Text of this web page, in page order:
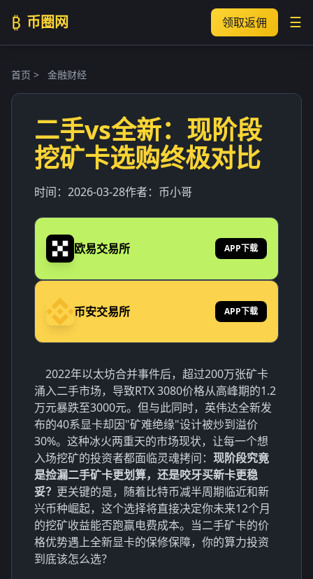
₿ 币圈网 领取返佣 ☰
首页 > 金融财经
二手vs全新：现阶段
挖矿卡选购终极对比
时间： 2026-03-28作者： 币小哥
欧易交易所 APP下载
币安交易所 APP下载
2022年以太坊合并事件后，超过200万张矿卡
涌入二手市场，导致RTX 3080价格从高峰期的1.2
万元暴跌至3000元。但与此同时，英伟达全新发
布的40系显卡却因"矿难绝缘"设计被炒到溢价
30%。这种冰火两重天的市场现状，让每一个想
入场挖矿的投资者都面临灵魂拷问： 现阶段究竟
是捡漏二手矿卡更划算，还是咬牙买新卡更稳
妥？ 更关键的是，随着比特币减半周期临近和新
兴币种崛起，这个选择将直接决定你未来12个月
的挖矿收益能否跑赢电费成本。当二手矿卡的价
格优势遇上全新显卡的保修保障，你的算力投资
到底该怎么选？